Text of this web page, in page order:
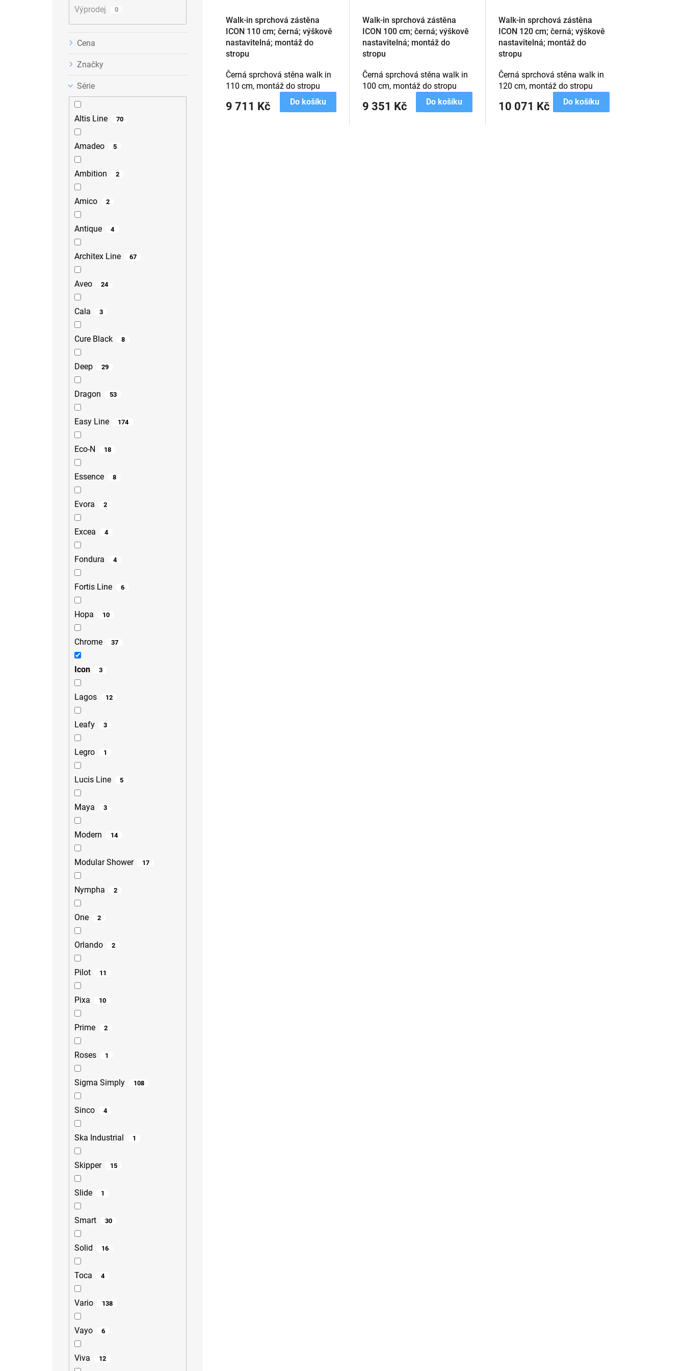
Výprodej 0
Cena
Značky
Série
Altis Line 70
Amadeo 5
Ambition 2
Amico 2
Antique 4
Architex Line 67
Aveo 24
Cala 3
Cure Black 8
Deep 29
Dragon 53
Easy Line 174
Eco-N 18
Essence 8
Evora 2
Excea 4
Fondura 4
Fortis Line 6
Hopa 10
Chrome 37
Icon 3
Lagos 12
Leafy 3
Legro 1
Lucis Line 5
Maya 3
Modern 14
Modular Shower 17
Nympha 2
One 2
Orlando 2
Pilot 11
Pixa 10
Prime 2
Roses 1
Sigma Simply 108
Sinco 4
Ska Industrial 1
Skipper 15
Slide 1
Smart 30
Solid 16
Toca 4
Vario 138
Vayo 6
Viva 12
Walk-in sprchová zástěna
ICON 110 cm; černá; výškově
nastavitelná; montáž do
stropu
9 711 Kč Do košíku
Černá sprchová stěna walk in
110 cm, montáž do stropu
Walk-in sprchová zástěna
ICON 100 cm; černá; výškově
nastavitelná; montáž do
stropu
9 351 Kč Do košíku
Černá sprchová stěna walk in
100 cm, montáž do stropu
Walk-in sprchová zástěna
ICON 120 cm; černá; výškově
nastavitelná; montáž do
stropu
10 071 Kč Do košíku
Černá sprchová stěna walk in
120 cm, montáž do stropu